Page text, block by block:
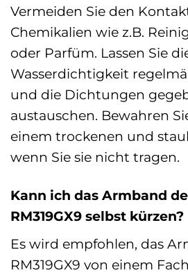
Vermeiden Sie den
Chemikalien wie z.B.
oder Parfüm. Lassen Sie
Wasserdichtigkeit
und die Dichtungen
austauschen. Bewahren
einem trockenen und
wenn Sie sie nicht tragen.
Kann ich das Armband
RM319GX9 selbst kürzen?
Es wird empfohlen, das
RM319GX9 von einem